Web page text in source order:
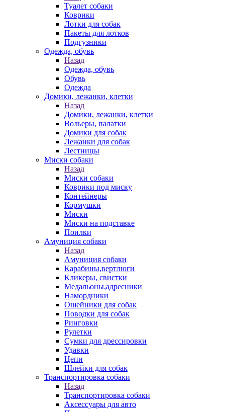
Туалет собаки
Коврики
Лотки для собак
Пакеты для лотков
Подгузники
Одежда, обувь
Назад
Одежда, обувь
Обувь
Одежда
Домики, лежанки, клетки
Назад
Домики, лежанки, клетки
Вольеры, палатки
Домики для собак
Лежанки для собак
Лестницы
Миски собаки
Назад
Миски собаки
Коврики под миску
Контейнеры
Кормушки
Миски
Миски на подставке
Поилки
Амуниция собаки
Назад
Амуниция собаки
Карабины,вертлюги
Кликеры, свистки
Медальоны,адресники
Намордники
Ошейники для собак
Поводки для собак
Ринговки
Рулетки
Сумки для дрессировки
Удавки
Цепи
Шлейки для собак
Транспортировка собаки
Назад
Транспортировка собаки
Аксессуары для авто